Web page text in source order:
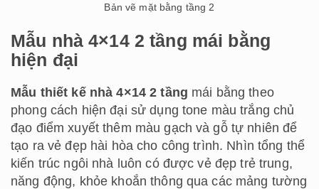
Bản vẽ mặt bằng tầng 2
Mẫu nhà 4×14 2 tầng mái bằng
hiện đại
Mẫu thiết kế nhà 4×14 2 tầng mái bằng theo
phong cách hiện đại sử dụng tone màu trắng chủ
đạo điểm xuyết thêm màu gạch và gỗ tự nhiên để
tạo ra vẻ đẹp hài hòa cho công trình. Nhìn tổng thể
kiến trúc ngôi nhà luôn có được vẻ đẹp trẻ trung,
năng động, khỏe khoắn thông qua các mảng tường